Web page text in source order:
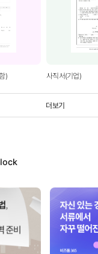
더보기
) 사직서(기업)